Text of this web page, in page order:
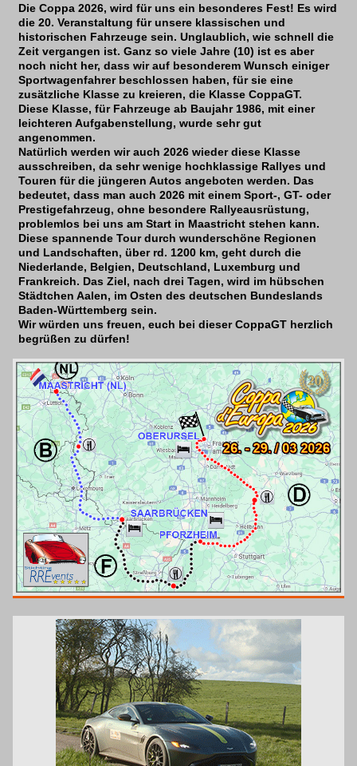
Die Coppa 2026, wird für uns ein besonderes Fest! Es wird
die 20. Veranstaltung für unsere klassischen und
historischen Fahrzeuge sein. Unglaublich, wie schnell die
Zeit vergangen ist. Ganz so viele Jahre (10) ist es aber
noch nicht her, dass wir auf besonderem Wunsch einiger
Sportwagenfahrer beschlossen haben, für sie eine
zusätzliche Klasse zu kreieren, die Klasse CoppaGT.
Diese Klasse, für Fahrzeuge ab Baujahr 1986, mit einer
leichteren Aufgabenstellung, wurde sehr gut
angenommen.
Natürlich werden wir auch 2026 wieder diese Klasse
ausschreiben, da sehr wenige hochklassige Rallyes und
Touren für die jüngeren Autos angeboten werden. Das
bedeutet, dass man auch 2026 mit einem Sport-, GT- oder
Prestigefahrzeug, ohne besondere Rallyeausrüstung,
problemlos bei uns am Start in Maastricht stehen kann.
Diese spannende Tour durch wunderschöne Regionen
und Landschaften, über rd. 1200 km, geht durch die
Niederlande, Belgien, Deutschland, Luxemburg und
Frankreich. Das Ziel, nach drei Tagen, wird im hübschen
Städtchen Aalen, im Osten des deutschen Bundeslands
Baden-Württemberg sein.
Wir würden uns freuen, euch bei dieser CoppaGT herzlich
begrüßen zu dürfen!